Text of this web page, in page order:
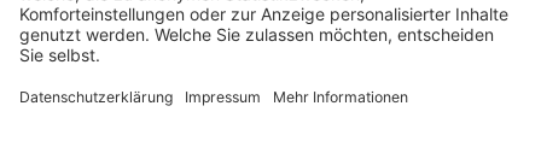
Niederstätter AG
Standorte